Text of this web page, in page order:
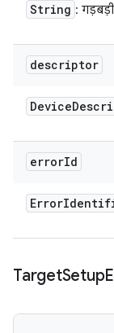
String :
descriptor
Device
errorId
Error
TargetSetup